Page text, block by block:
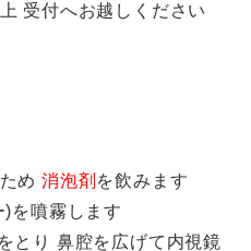
受付へお越しください
め 消泡剤 を飲みます
)を噴霧します
り 鼻腔を広げて内視鏡